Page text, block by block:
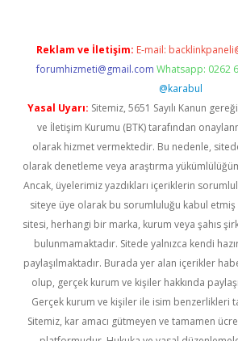
Reklam ve İletişim: E-mail:
forumhizmeti@gmail.com Whatsapp: 0262
@karabul
Yasal Uyarı: Sitemiz, 5651 Sayılı Kanun
ve İletişim Kurumu (BTK) tarafından
olarak hizmet vermektedir. Bu nedenle,
olarak denetleme veya araştırma
Ancak, üyelerimiz yazdıkları içeriklerin
siteye üye olarak bu sorumluluğu kabul etmiş
sitesi, herhangi bir marka, kurum veya şahıs
bulunmamaktadır. Sitede yalnızca kendi
paylaşılmaktadır. Burada yer alan içerikler
olup, gerçek kurum ve kişiler hakkında
Gerçek kurum ve kişiler ile isim benzerlikleri
Sitemiz, kar amacı gütmeyen ve tamamen